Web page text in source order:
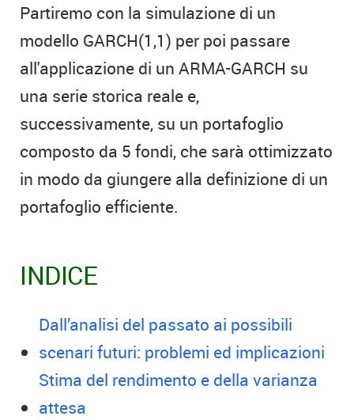
Partiremo con la simulazione di un
modello GARCH(1,1) per poi passare
all'applicazione di un ARMA-GARCH su
una serie storica reale e,
successivamente, su un portafoglio
composto da 5 fondi, che sarà ottimizzato
in modo da giungere alla definizione di un
portafoglio efficiente.
INDICE
Dall’analisi del passato ai possibili
scenari futuri: problemi ed implicazioni
Stima del rendimento e della varianza
attesa